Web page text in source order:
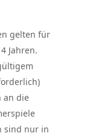
gelten für
Jahren.
an die
sind nur in